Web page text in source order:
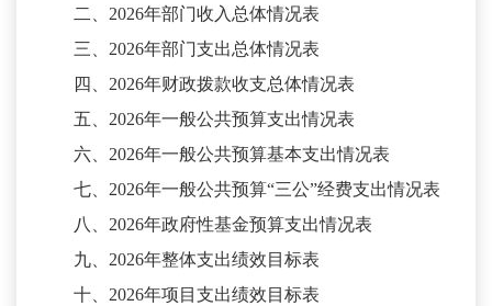
二、 2026年部门收入总体情况表
三、 2026年部门支出总体情况表
四、 2026年财政拨款收支总体情况表
五、 2026年一般公共预算支出情况表
六、 2026年一般公共预算基本支出情况表
七、 2026年一般公共预算“三公”经费支出情况表
八、 2026年政府性基金预算支出情况表
九、 2026年整体支出绩效目标表
十、 2026年项目支出绩效目标表